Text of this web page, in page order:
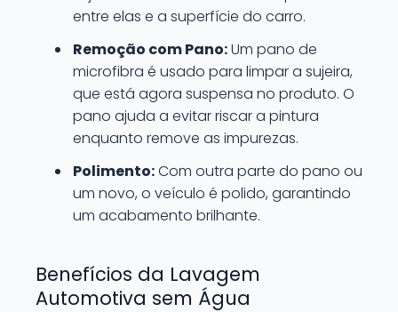
entre elas e a superfície do carro.
Remoção com Pano:Um pano de
microfibra é usado para limpar a sujeira,
que está agora suspensa no produto. O
pano ajuda a evitar riscar a pintura
enquanto remove as impurezas.
Polimento:Com outra parte do pano ou
um novo, o veículo é polido, garantindo
um acabamento brilhante.
Benefícios da Lavagem
Automotiva sem Água